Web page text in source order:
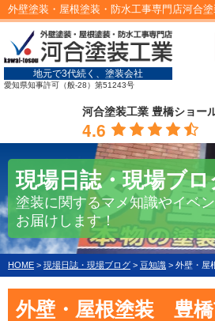
外壁塗装・屋根塗装・防水工事専門店河合
地元で3代続く、塗装会社
愛知県知事許可（般-28）第51243号
河合塗装工業 豊橋ショー
4.6
現場日誌・現場ブロ
塗装に関するマメ知識やイベ
お届けします！
HOME > 現場日誌・現場ブログ > 豆知識 > 外壁・屋根塗装
外壁・屋根塗装 豊